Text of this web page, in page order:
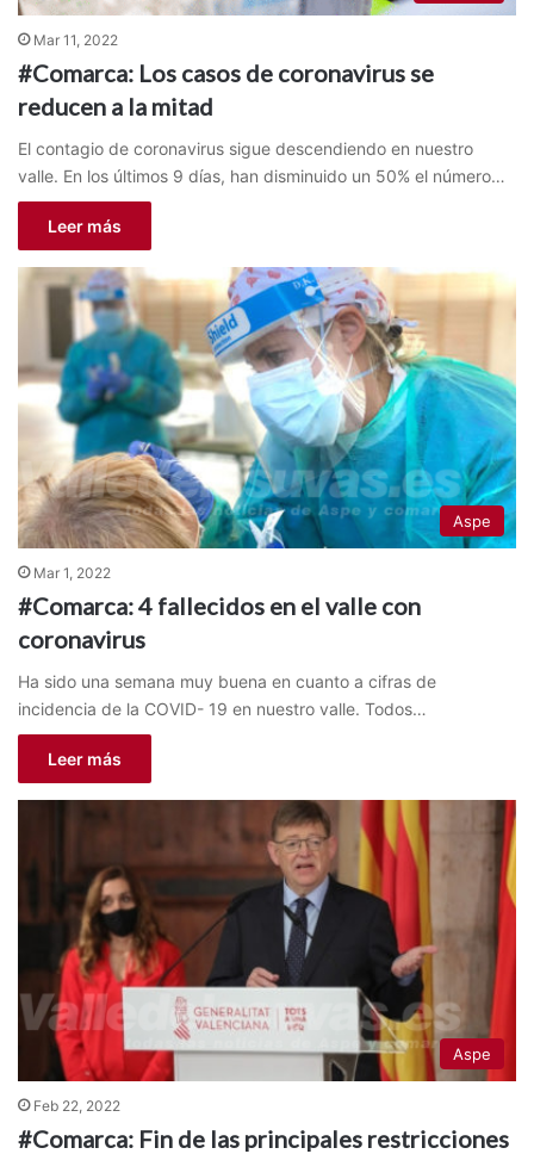
Mar 11, 2022
#Comarca: Los casos de coronavirus se
reducen a la mitad
El contagio de coronavirus sigue descendiendo en nuestro
valle. En los últimos 9 días, han disminuido un 50% el número…
Leer más
Aspe
Mar 1, 2022
#Comarca: 4 fallecidos en el valle con
coronavirus
Ha sido una semana muy buena en cuanto a cifras de
incidencia de la COVID- 19 en nuestro valle. Todos…
Leer más
Aspe
Feb 22, 2022
#Comarca: Fin de las principales restricciones